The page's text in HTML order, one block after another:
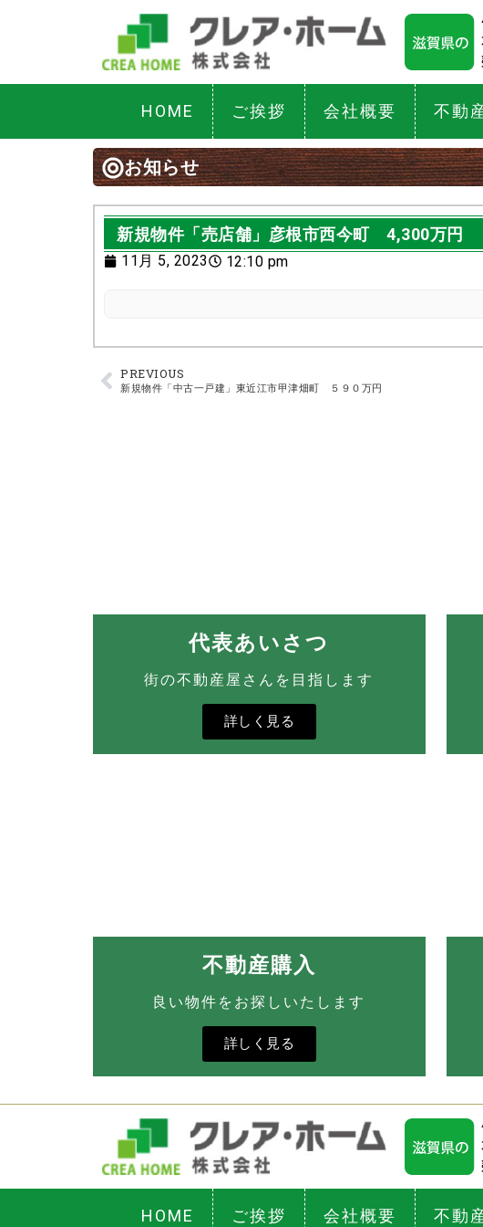
HOME ご挨拶 会社概要 不動
お知らせ
新規物件「売店舗」彦根市西今町 4,300万円
11月 5, 2023 12:10 pm
PREVIOUS
新規物件「中古一戸建」東近江市甲津畑町 ５９０万円
代表あいさつ
街の不動産屋さんを目指します
詳しく見る
不動産購入
良い物件をお探しいたします
詳しく見る
HOME ご挨拶 会社概要 不動